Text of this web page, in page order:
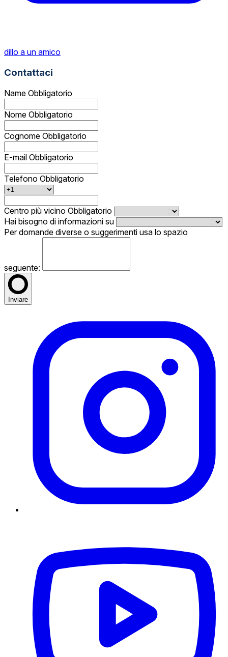
dillo a un amico
Contattaci
Name Obbligatorio
Nome Obbligatorio
Cognome Obbligatorio
E-mail Obbligatorio
Telefono Obbligatorio
Centro più vicino Obbligatorio
Hai bisogno di informazioni su
Per domande diverse o suggerimenti usa lo spazio
seguente:
Inviare